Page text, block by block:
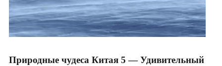
Природные чудеса Китая 5 — Удивительный